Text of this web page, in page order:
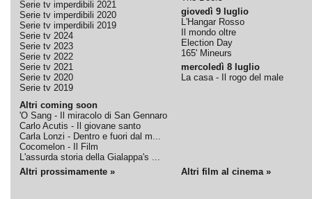
Serie tv imperdibili 2021
Serie tv imperdibili 2020
Serie tv imperdibili 2019
Serie tv 2024
Serie tv 2023
Serie tv 2022
Serie tv 2021
Serie tv 2020
Serie tv 2019
Altri coming soon
'O Sang - Il miracolo di San Gennaro
Carlo Acutis - Il giovane santo
Carla Lonzi - Dentro e fuori dal m...
Cocomelon - Il Film
L'assurda storia della Gialappa's ...
giovedì 9 luglio
L'Hangar Rosso
Il mondo oltre
Election Day
165' Mineurs
mercoledì 8 luglio
La casa - Il rogo del male
Altri prossimamente » Altri film al cinema »